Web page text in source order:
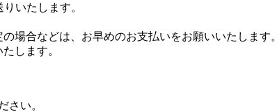
いたします。
場合などは、お早めのお支払いをお願いいたします。
します。
さい。